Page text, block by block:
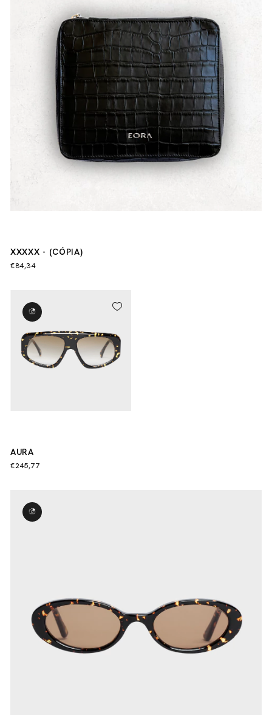
XXXXX - (CÓPIA)
€84,34
AURA
€245,77